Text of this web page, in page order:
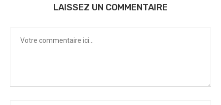
LAISSEZ UN COMMENTAIRE